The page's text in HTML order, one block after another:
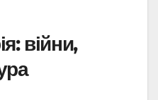
війни,